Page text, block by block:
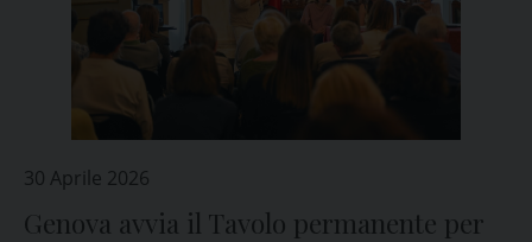
30 Aprile 2026
Genova avvia il Tavolo permanente per